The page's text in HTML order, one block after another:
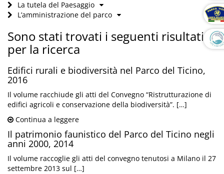
La tutela del Paesaggio
L’amministrazione del parco
Sono stati trovati i seguenti risultati
per la ricerca
Edifici rurali e biodiversità nel Parco del Ticino,
2016
Il volume racchiude gli atti del Convegno “Ristrutturazione di
edifici agricoli e conservazione della biodiversità”. […]
Continua a leggere
Il patrimonio faunistico del Parco del Ticino negli
anni 2000, 2014
Il volume raccoglie gli atti del convegno tenutosi a Milano il 27
settembre 2013 sul […]